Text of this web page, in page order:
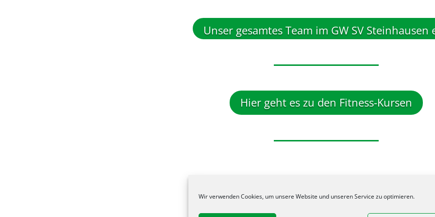
Wir verwenden Cookies, um unsere Website und unseren Service zu optimieren.
Unser gesamtes Team im GW SV Steinhausen
Hier geht es zu den Fitness-Kursen